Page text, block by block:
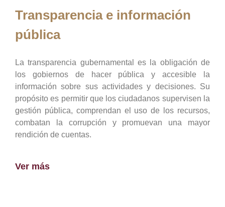
Transparencia e información
pública
La transparencia gubernamental es la obligación de
los gobiernos de hacer pública y accesible la
información sobre sus actividades y decisiones. Su
propósito es permitir que los ciudadanos supervisen la
gestión pública, comprendan el uso de los recursos,
combatan la corrupción y promuevan una mayor
rendición de cuentas.
Ver más